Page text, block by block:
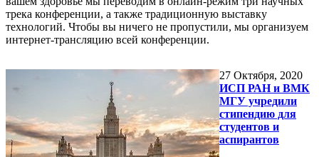
трека конференции, а также традиционную выставку
технологий. Чтобы вы ничего не пропустили, мы организуем
интернет-трансляцию всей конференции.
27 Октября, 2020
ИСП РАН и ВМК
МГУ учредили
стипендию для
студентов и
аспирантов